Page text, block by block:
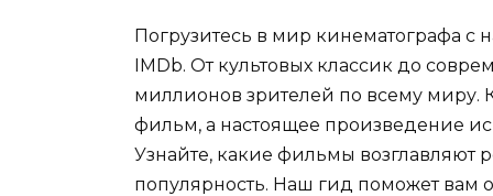
Погрузитесь в мир кинематографа
IMDb. От культовых классик до
миллионов зрителей по всему миру.
фильм, а настоящее произведение
Узнайте, какие фильмы возглавляют
популярность. Наш гид поможет вам